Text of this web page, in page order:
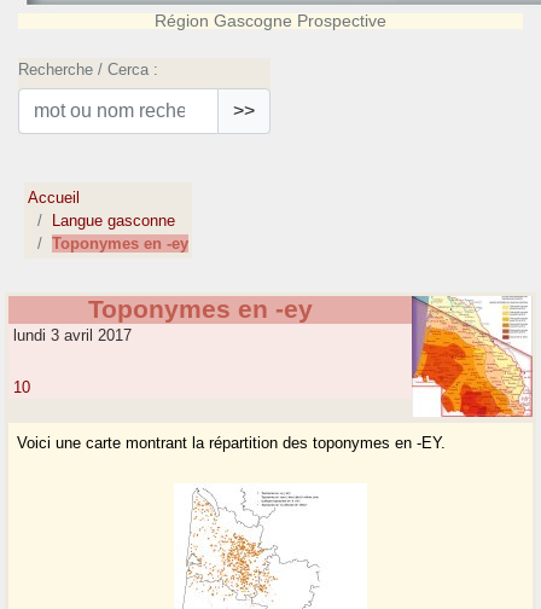
Région Gascogne Prospective
Recherche / Cerca :
>>
Accueil
Langue gasconne
Toponymes en -ey
Toponymes en -ey
lundi 3 avril 2017
10
Voici une carte montrant la répartition des toponymes en -EY.